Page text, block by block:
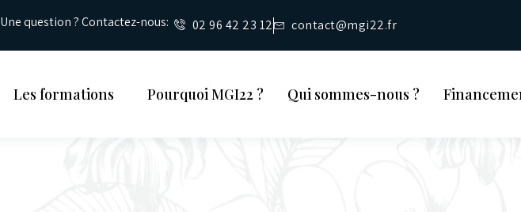
Une question ? Contactez-nous: 02 96 42 23 12 contact@mgi22.fr
Les formations Pourquoi MGI22 ? Qui sommes-nous ?